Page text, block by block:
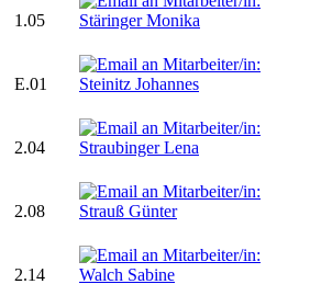
1.05
E.01
2.04
2.08
2.14